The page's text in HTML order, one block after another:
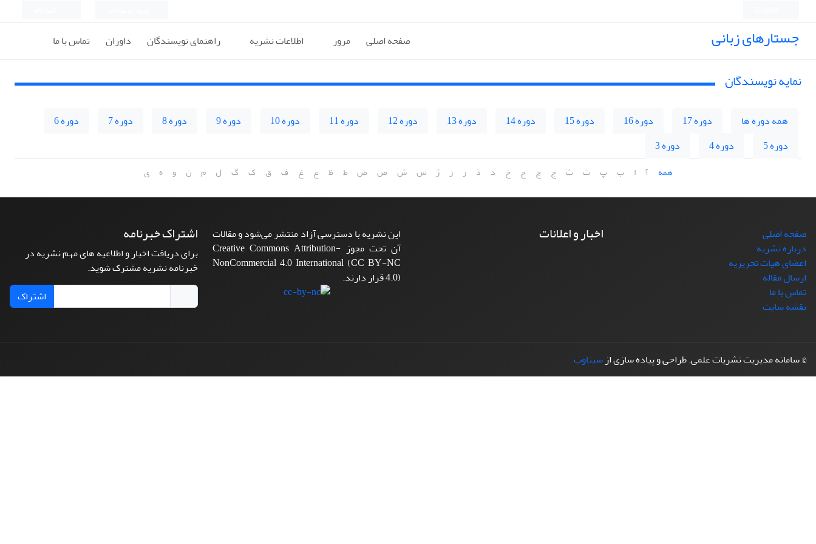
جستارهای زبانی صفحه اصلی مرور اطلاعات نشریه راهنمای نویسندگان داوران تماس با ما
نمایه نویسندگان
همه دوره ها دوره 17 دوره 16 دوره 15 دوره 14 دوره 13 دوره 12 دوره 11 دوره 10 دوره 9 دوره 8 دوره 7
دوره 6
دوره 5
دوره 4 دوره 3
همه آ ا ب پ ت ث ج چ ح خ د ذ ر ز ژ س ش ص ض ط ظ ع غ ف ق ک گ ل م ن و ه ی
صفحه اصلی
درباره نشریه
اعضای هیات تحریریه
ارسال مقاله
تماس با ما
نقشه سایت
اخبار و اعلانات
این نشریه با دسترسی آزاد منتشر می‌شود و مقالات
آن تحت مجوز Creative Commons Attribution-
NonCommercial 4.0 International (CC BY-NC
4.0) قرار دارند.
اشتراک خبرنامه
برای دریافت اخبار و اطلاعیه های مهم نشریه در
خبرنامه نشریه مشترک شوید.
اشتراک
© سامانه مدیریت نشریات علمی.طراحی و پیاده سازی از سیناوب